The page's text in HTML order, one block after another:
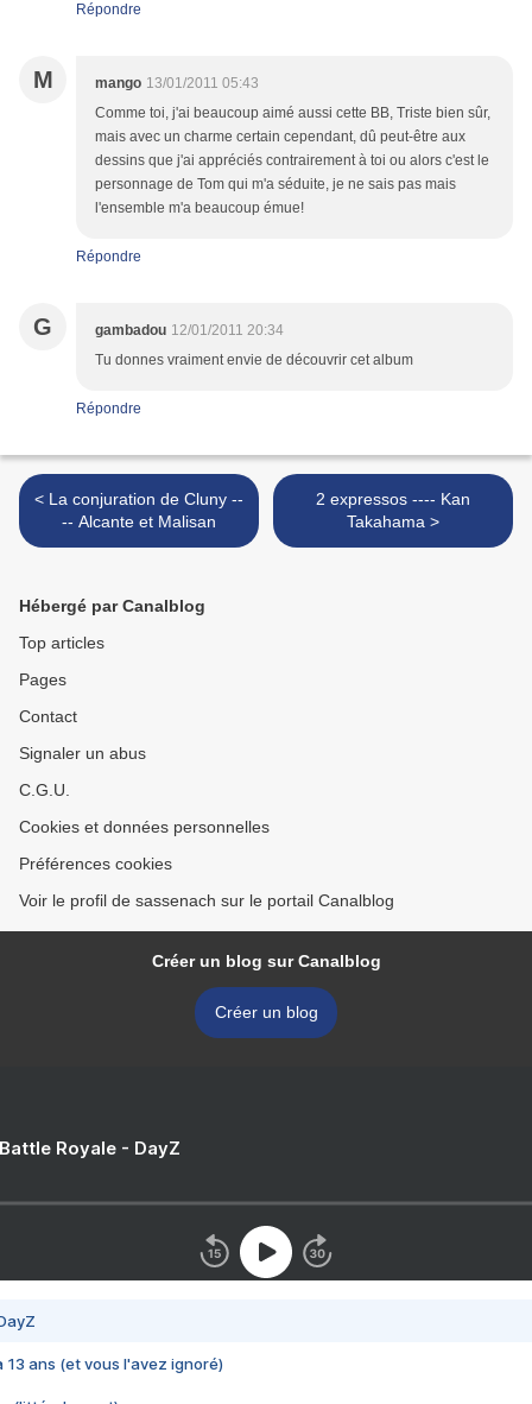
Répondre
M mango 13/01/2011 05:43
Comme toi, j'ai beaucoup aimé aussi cette BB, Triste bien sûr,
mais avec un charme certain cependant, dû peut-être aux
dessins que j'ai appréciés contrairement à toi ou alors c'est le
personnage de Tom qui m'a séduite, je ne sais pas mais
l'ensemble m'a beaucoup émue!
Répondre
G gambadou 12/01/2011 20:34
Tu donnes vraiment envie de découvrir cet album
Répondre
< La conjuration de Cluny --
-- Alcante et Malisan
2 expressos ---- Kan
Takahama >
Hébergé par Canalblog
Top articles
Pages
Contact
Signaler un abus
C.G.U.
Cookies et données personnelles
Préférences cookies
Voir le profil de sassenach sur le portail Canalblog
Créer un blog sur Canalblog
Créer un blog
Royale - DayZ
13 ans (et vous l'avez ignoré)